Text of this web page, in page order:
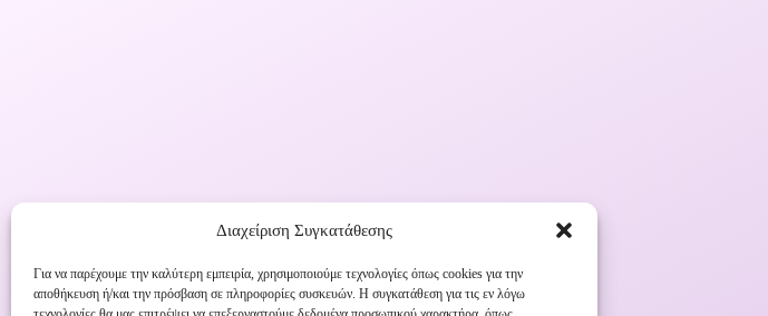
Διαχείριση Συγκατάθεσης
Για να παρέχουμε την καλύτερη εμπειρία, χρησιμοποιούμε τεχνολογίες όπως cookies για την
αποθήκευση ή/και την πρόσβαση σε πληροφορίες συσκευών. Η συγκατάθεση για τις εν λόγω